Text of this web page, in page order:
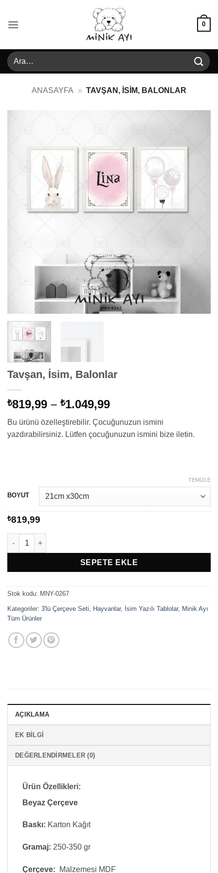
0
Ara:
ANASAYFA » TAVŞAN, İSIM, BALONLAR
Tavşan, İsim, Balonlar
₺819,99 – ₺1.049,99Fiyat
₺819,99
-
Bu ürünü özelleştirebilir. Çocuğunuzun ismini
yazdırabilirsiniz. Lütfen çocuğunuzun ismini bize iletin.
BOYUT
TEMIZLE
₺819,99
Tavşan, İsim, Balonlar adet
SEPETE EKLE
Stok kodu: MNY-0267
Kategoriler: 3'lü Çerçeve Seti Hayvanlar, İsim Yazılı Tablolar, Minik Ayı
Tüm Ürünler
AÇIKLAMA
EK BILGI
DEĞERLENDIRMELER (0)
Ürün Özellikleri:
Beyaz Çerçeve
Baskı: Karton Kağıt
Gramaj: 250-350 gr
Çerçeve: Malzemesi MDF